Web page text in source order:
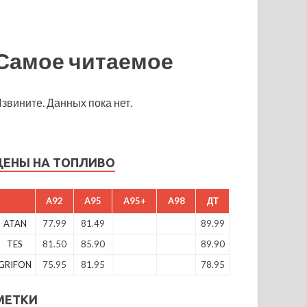
читаемое
Данных пока нет.
НА ТОПЛИВО
A92 A95 A95+ A98 ДТ
ATAN 77.99 81.49
89.99
TES
81.50 85.90
89.90
75.95 81.95 78.95